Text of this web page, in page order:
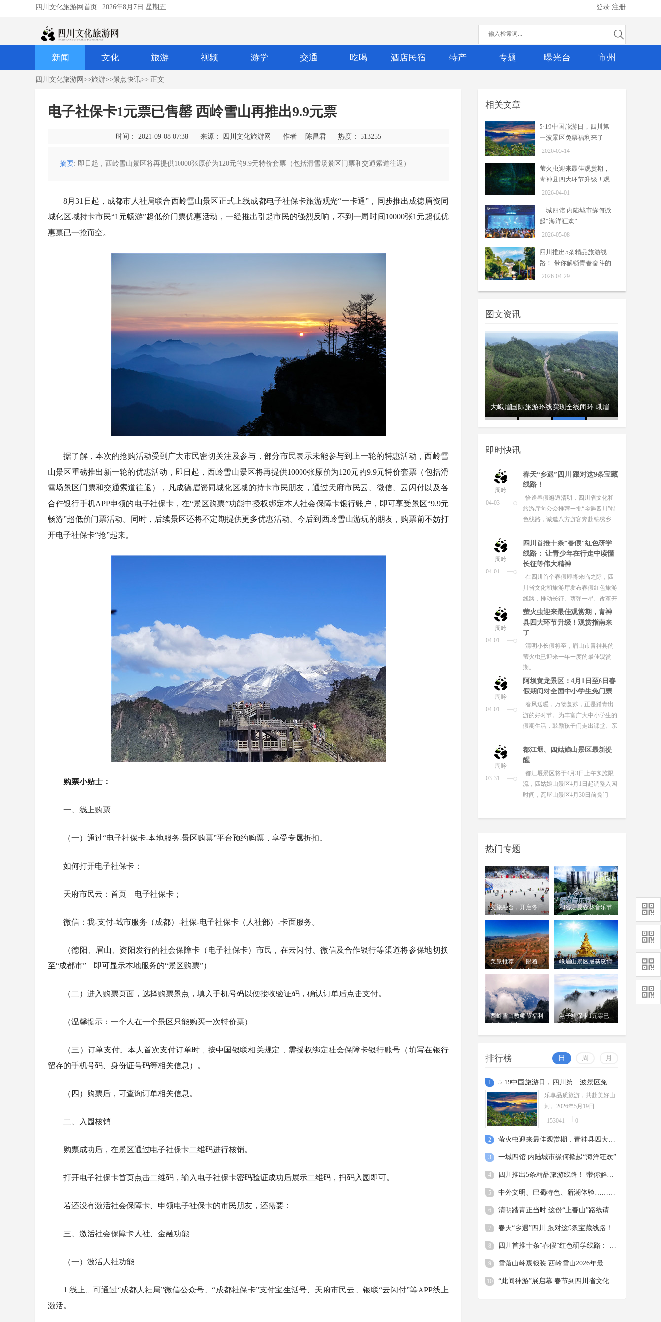
四川文化旅游网首页 2026年8月7日 星期五 登录 注册
新闻 文化 旅游 视频 游学 交通 吃喝 酒店民宿 特产 专题 曝光台 市州
四川文化旅游网 >>旅游>>景点快讯>> 正文
电子社保卡1元票已售罄 西岭雪山再推出9.9元票
时间： 2021-09-08 07:38 来源： 四川文化旅游网 作者： 陈昌君 热度： 513255
摘要: 即日起，西岭雪山景区将再提供10000张原价为120元的9.9元特价套票（包括滑雪场景区门票和交通索道往返）
8月31日起，成都市人社局联合西岭雪山景区正式上线成都电子社保卡旅游观光“一卡通”，同步推出成德眉资同
城化区域持卡市民“1元畅游”超低价门票优惠活动，一经推出引起市民的强烈反响，不到一周时间10000张1元超低优
惠票已一抢而空。
据了解，本次的抢购活动受到广大市民密切关注及参与，部分市民表示未能参与到上一轮的特惠活动，西岭雪
山景区重磅推出新一轮的优惠活动，即日起，西岭雪山景区将再提供10000张原价为120元的9.9元特价套票（包括滑
雪场景区门票和交通索道往返），凡成德眉资同城化区域的持卡市民朋友，通过天府市民云、微信、云闪付以及各
合作银行手机APP申领的电子社保卡，在“景区购票”功能中授权绑定本人社会保障卡银行账户，即可享受景区“9.9元
畅游”超低价门票活动。同时，后续景区还将不定期提供更多优惠活动。今后到西岭雪山游玩的朋友，购票前不妨打
开电子社保卡“抢”起来。
购票小贴士：
一、线上购票
（一）通过“电子社保卡-本地服务-景区购票”平台预约购票，享受专属折扣。
如何打开电子社保卡：
天府市民云：首页—电子社保卡；
微信：我-支付-城市服务（成都）-社保-电子社保卡（人社部）-卡面服务。
（德阳、眉山、资阳发行的社会保障卡（电子社保卡）市民，在云闪付、微信及合作银行等渠道将参保地切换
至“成都市”，即可显示本地服务的“景区购票”）
（二）进入购票页面，选择购票景点，填入手机号码以便接收验证码，确认订单后点击支付。
（温馨提示：一个人在一个景区只能购买一次特价票）
（三）订单支付。本人首次支付订单时，按中国银联相关规定，需授权绑定社会保障卡银行账号（填写在银行
留存的手机号码、身份证号码等相关信息）。
（四）购票后，可查询订单相关信息。
二、入园核销
购票成功后，在景区通过电子社保卡二维码进行核销。
打开电子社保卡首页点击二维码，输入电子社保卡密码验证成功后展示二维码，扫码入园即可。
若还没有激活社会保障卡、申领电子社保卡的市民朋友，还需要：
三、激活社会保障卡人社、金融功能
（一）激活人社功能
1.线上。可通过“成都人社局”微信公众号、“成都社保卡”支付宝生活号、天府市民云、银联“云闪付”等APP线上
激活。
相关文章
5·19中国旅游日，四川第
一波景区免票福利来了
2026-05-14
萤火虫迎来最佳观赏期，
青神县四大环节升级！观
赏指南来了
2026-04-01
一城四馆 内陆城市缘何掀
起“海洋狂欢”
2026-05-08
四川推出5条精品旅游线
路！ 带你解锁青春奋斗的
5种打开方式
2026-04-29
图文资讯
大峨眉国际旅游环线实现全线闭环 峨眉
即时快讯
05-14
周吟
5·19中国旅游日，四川第一波景
区免票福利来了
乐享品质旅游，共赴美好山河。
2026年5月19日是第16个“中国旅游
日”，四川多个景区陆续官宣当天免
旅。
05-08
周吟
一城四馆 内陆城市缘何掀起“海
洋狂欢”
5月1日，成都熊猫海洋公园、成都
海洋世界两家新馆同日开园，加上营
业多年的海合安·成都极地海洋公
园、浩海立方海洋公园，成都形
成“一...
04-29
周吟
四川推出5条精品旅游线路！ 带
你解锁青春奋斗的5种打开方式
四川发布客户端消息 4月28日，
在“五一”国际劳动节与“五四”青年节
到来之际，四川省文化和旅游厅
以“安逸四川·奋进青春”为主题，正式
推...
04-22
周吟
中外文明、巴蜀特色、新潮体
验…… “五一”来四川解锁顶
配“文博游”
记者4月21日从四川省文物局获悉，
为迎接“五一”，全省各大文博单位现
览与特色活动，主打一个沉浸古...
04-08
周吟
清明踏青正当时 这份“上春
山”路线请收好
四月的四川，春意已攀至山巅。在
这春意最浓时，2026“一城一山·登遍
四川”大型城市登山联赛正式启动，
04-03
春天“乡遇”四川 跟对这9条宝藏
村，踏春寻芳、邂逅乡土、亲近自
04-01
周吟
四川首推十条“春假”红色研学
线路： 让青少年在行走中读懂
长征等伟大精神
在四川首个春假即将来临之际，四
川省文化和旅游厅发布春假红色旅游
线路，推动长征、两弹一星、改革开
放、脱贫攻坚等伟大精神与教育实...
周吟
萤火虫迎来最佳观赏期，青神
县四大环节升级！观赏指南来
清明小长假将至，眉山市青神县的
萤火虫已迎来一年一度的最佳观赏
期。
04-01
阿坝黄龙景区：4月1日至6日春
假期间对全国中小学生免门票
游的好时节。为丰富广大中小学生的
近自然，黄龙景区特别推出春假免
票...
03-31
周吟
都江堰、四姑娘山景区最新提
醒
都江堰景区将于4月3日上午实施限
流，四姑娘山景区4月1日起调整入园
时间，瓦屋山景区4月30日前免门
步...
热门专题
文旅融合，开启冬日
和谷之夏森林音乐节
活正式扬帆启航
美景推荐——跟着
峨眉山景区最新疫情
西岭雪山教师节福利
电子社保卡1元票已
出9.9元票
排行榜 日 周 月
1 5·19中国旅游日，四川第一波景区免票福利来了
乐享品质旅游，共赴美好山
河。2026年5月19日...
153041 0
2 萤火虫迎来最佳观赏期，青神县四大环节升级！观赏指南来了
3 一城四馆 内陆城市缘何掀起“海洋狂欢”
4 四川推出5条精品旅游线路！ 带你解锁青春奋斗的5种打开方式
5 中外文明、巴蜀特色、新潮体验…… “五一”来四川解锁顶配“文博游”
6 清明踏青正当时 这份“上春山”路线请收好
7 春天“乡遇”四川 跟对这9条宝藏线路！
8 四川首推十条“春假”红色研学线路： 让青少年在行走中读懂长征等伟大精神
9 雪落山岭裹银装 西岭雪山2026年最大降雪上线
10 “此间神游”展启幕 春节到四川省文化馆免费参观